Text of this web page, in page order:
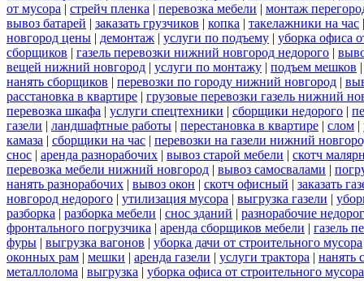
от мусора | стрейч пленка | перевозка мебели | монтаж
вывоз батарей | заказать грузчиков | копка | такелажники на час
новгород цены | демонтаж | услуги по подъему | уборка офиса
сборщиков | газель перевозки нижний новгород недорого |
вещей нижний новгород | услуги по монтажу | подъем мешков
нанять сборщиков | перевозки по городу нижний новгород |
расстановка в квартире | грузовые перевозки газель нижний
перевозка шкафа | услуги спецтехники | сборщики недорого |
газели | ландшафтные работы | перестановка в квартире | слом |
камаза | сборщики на час | перевозки на газели нижний
снос | аренда разнорабочих | вывоз старой мебели | скотч
перевозка мебели нижний новгород | вывоз самосвалами |
нанять разнорабочих | вывоз окон | скотч офисный | заказать
новгород недорого | утилизация мусора | выгрузка газели |
разборка | разборка мебели | снос зданий | разнорабочие
фронтального погрузчика | аренда сборщиков мебели | газель
фуры | выгрузка вагонов | уборка дачи от строительного мусора
оконных рам | мешки | аренда газели | услуги трактора | нанять
металлолома | выгрузка | уборка офиса от строительного мусора